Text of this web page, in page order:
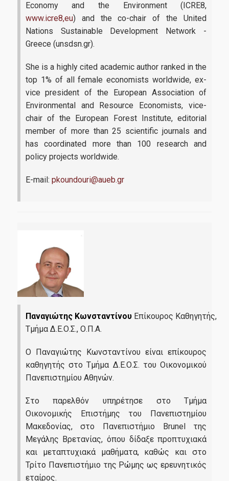
Επικοινωνία
Επικοινωνία με το Π.Μ.Σ.
Διαδικασία Διαχείρισης Παραπόνων
FAQs
Χρήσιμοι σύνδεσμοι
Οικονομικό Πανεπιστήμιο Αθηνών
Δίκτυο Αποφοίτων ΟΠΑ
Διεπιστημονικός Οργανισμός Αναγνώρισης Τίτλων
Ακαδημαϊκών και Πληροφόρησης (Δ.Ο.Α.Τ.Α.Π.)
Research Papers in Economics
Υποστήριξη Ψηφιακών Υπηρεσιών
Facebook
Linkedin
Instagram
Νέα
Economy and the Environment (ICRE8,
www.icre8,eu) and the co-chair of the United
Nations Sustainable Development Network -
Greece (unsdsn.gr).
She is a highly cited academic author ranked in the
top 1% of all female economists worldwide, ex-
vice president of the European Association of
Environmental and Resource Economists, vice-
chair of the European Forest Institute, editorial
member of more than 25 scientific journals and
has coordinated more than 100 research and
policy projects worldwide.
E-mail: pkoundouri@aueb.gr
Παναγιώτης Κωνσταντίνου Επίκουρος Καθηγητής,
Τμήμα Δ.Ε.Ο.Σ., Ο.Π.Α.
Ο Παναγιώτης Κωνσταντίνου είναι επίκουρος
καθηγητής στο Τμήμα Δ.Ε.Ο.Σ. του Οικονομικού
Πανεπιστημίου Αθηνών.
Στο παρελθόν υπηρέτησε στο Τμήμα
Οικονομικής Επιστήμης του Πανεπιστημίου
Μακεδονίας, στο Πανεπιστήμιο Brunel της
Μεγάλης Βρετανίας, όπου δίδαξε προπτυχιακά
και μεταπτυχιακά μαθήματα, καθώς και στο
Τρίτο Πανεπιστήμιο της Ρώμης ως ερευνητικός
εταίρος.